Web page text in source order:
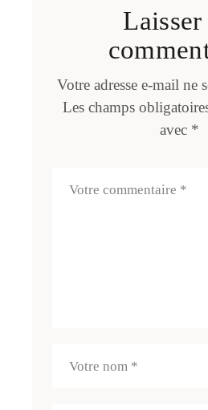
Laisser
Votre adresse e-mail ne
Les champs
avec *